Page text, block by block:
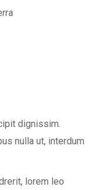
dignissim.
nulla ut, interdum
lorem leo